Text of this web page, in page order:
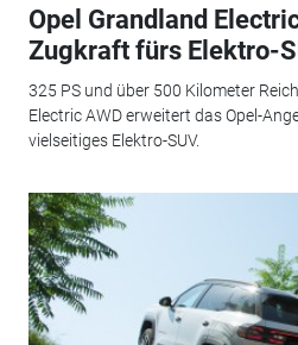
Opel Grandland
Zugkraft fürs Elektro-
325 PS und über 500 Kilometer
Electric AWD erweitert das Opel-
vielseitiges Elektro-SUV.